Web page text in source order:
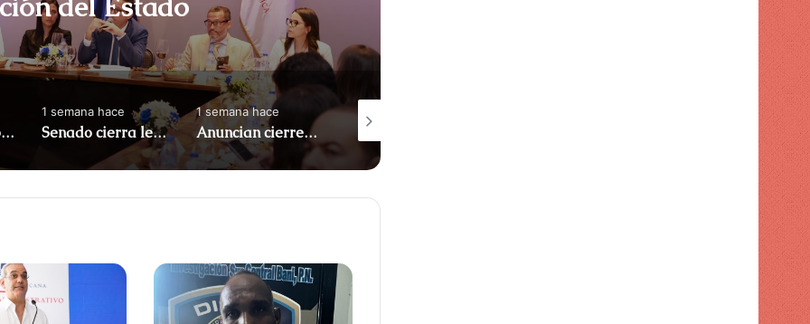
Apresan a tres por maniobras temerarias en motocicletas
1 semana hace
Senado cierra legislatura con 122 leyes aprobadas
1 semana hace
Anuncian cierres en el Malecón por Juegos Centroamericanos
2 semanas hace